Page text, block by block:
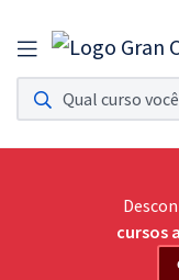
Assinatura
Acesso a todos os cursos.
Assinatura OAB
Acesso ilimitado a toda
cursos